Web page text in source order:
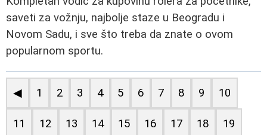
saveti za vožnju, najbolje staze u Beogradu i
Novom Sadu, i sve što treba da znate o ovom
popularnom sportu.
◀ 1 2 3 4 5 6 7 8 9 10
11 12 13 14 15 16 17 18 19